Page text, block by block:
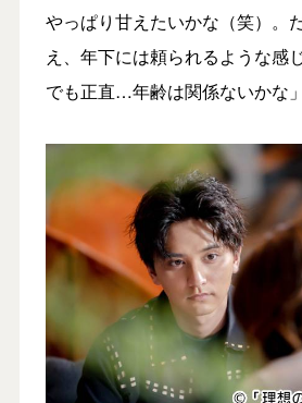
やっぱり甘えたいかな（笑）。
え、年下には頼られるような感
でも正直…年齢は関係ないかな」